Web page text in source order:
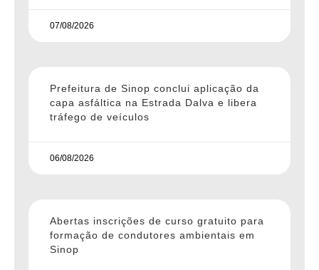
07/08/2026
Prefeitura de Sinop conclui aplicação da
capa asfáltica na Estrada Dalva e libera
tráfego de veículos
06/08/2026
Abertas inscrições de curso gratuito para
formação de condutores ambientais em
Sinop